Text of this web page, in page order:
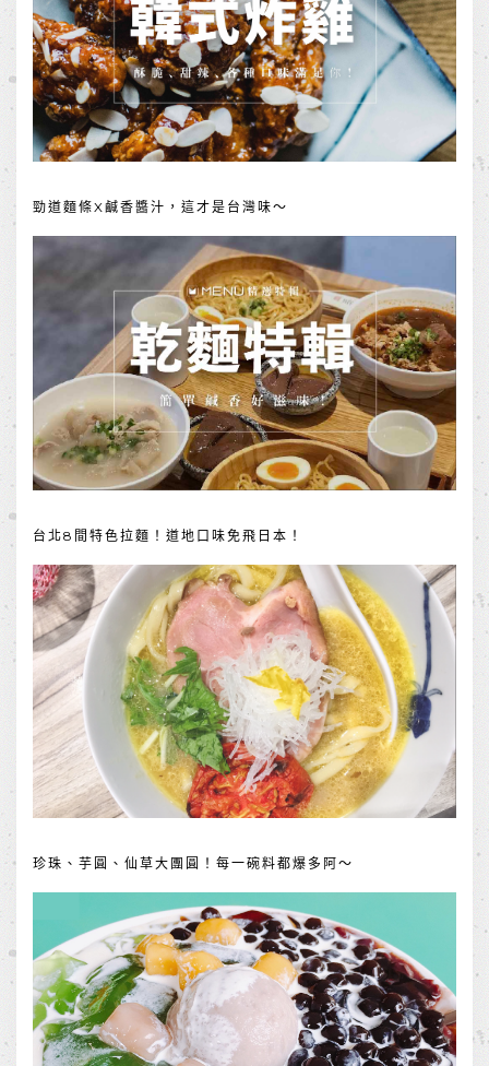
勁道麵條X鹹香醬汁，這才是台灣味～
台北8間特色拉麵！道地口味免飛日本！
珍珠、芋圓、仙草大團圓！每一碗料都爆多阿～